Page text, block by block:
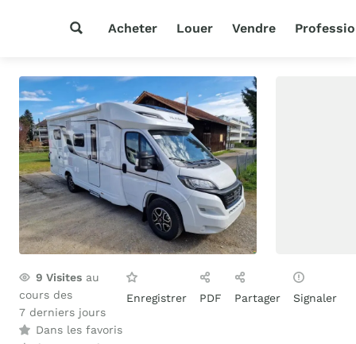
Acheter Louer Vendre
9 Visites au
cours des
7 derniers jours
Dans les favoris
Enregistrer PDF Partager Signaler